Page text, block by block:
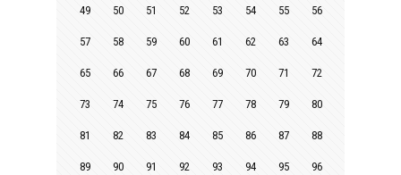
49 50 51 52 53 54 55 56
57 58 59 60 61 62 63 64
65 66 67 68 69 70 71 72
73 74 75 76 77 78 79 80
81 82 83 84 85 86 87 88
89 90 91 92 93 94 95 96